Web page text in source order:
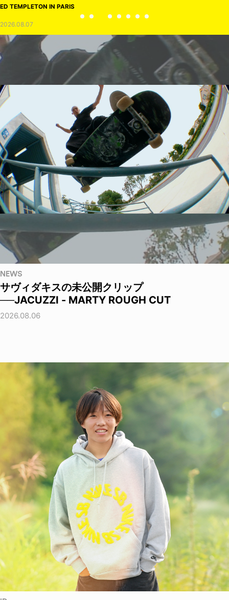
ED TEMPLETON IN PARIS
2026.08.07
NEWS
サヴィダキスの未公開クリップ
──JACUZZI - MARTY ROUGH CUT
2026.08.06